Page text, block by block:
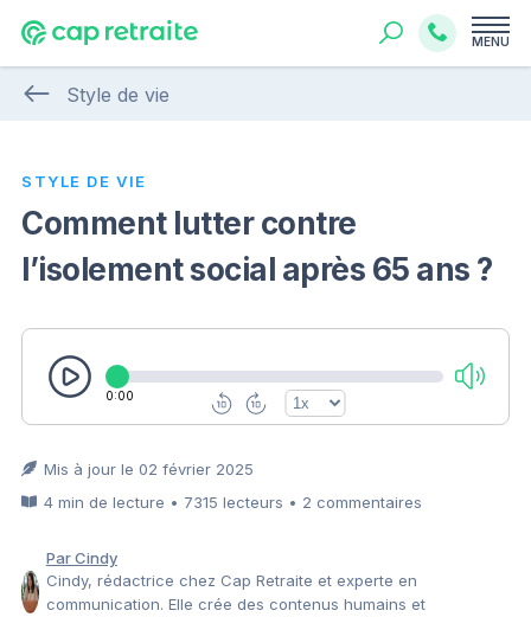
MENU
Style de vie
STYLE DE VIE
Comment lutter contre
l’isolement social après 65 ans ?
0:00
Mis à jour le 02 février 2025
4 min de lecture • 7315 lecteurs • 2 commentaires
Par Cindy
Cindy, rédactrice chez Cap Retraite et experte en
communication. Elle crée des contenus humains et